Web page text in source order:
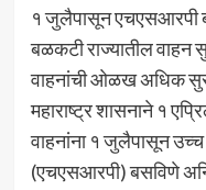
१ जुलैपासून एचएसआरपी
बळकटी राज्यातील वाहन
वाहनांची ओळख अधिक
महाराष्ट्र शासनाने १
वाहनांना १ जुलैपासून उच्च
(एचएसआरपी) बसविणे